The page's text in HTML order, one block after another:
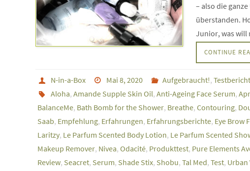
– also die
überstanden.
Junior, was will
CONTINUE
N-in-a-Box Mai 8, 2020 Aufgebraucht!,
Aloha, Amande Supple Skin Oil, Anti-Ageing Face Serum,
BalanceMe, Bath Bomb for the Shower, Breathe, Contouring,
Saab, Empfehlung, Erfahrungen, Erfahrungsberichte, Eye Brow
Laritzy, Le Parfum Scented Body Lotion, Le Parfum Scented
Makeup Remover, Nivea, Odacité, Produkttest, Pure Elements
Review, Seacret, Serum, Shade Stix, Shobu, Tal Med, Test, Urban